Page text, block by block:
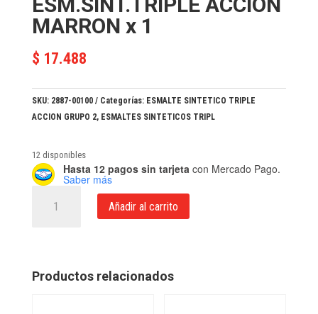
MARRON x 1
$ 17.488
SKU: 2887-00100 Categorías: ESMALTE SINTETICO TRIPLE
ACCION GRUPO 2, ESMALTES SINTETICOS TRIPL
12 disponibles
Hasta 12 pagos sin tarjeta con Mercado Pago.
Saber más
ESM.SINT.TRIPLE
ACCION
cantidad
Añadir al carrito
Productos relacionados